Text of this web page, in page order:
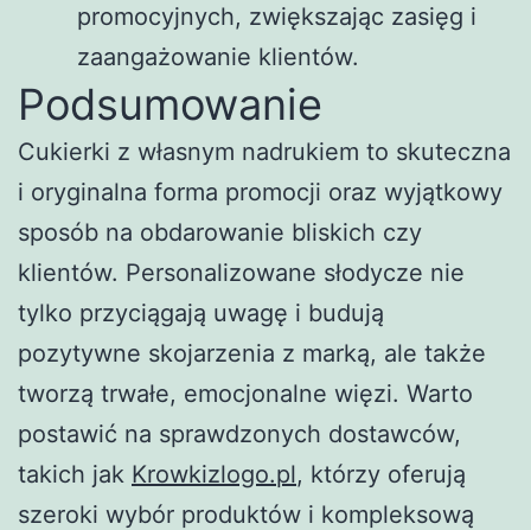
promocyjnych, zwiększając zasięg i
zaangażowanie klientów.
Podsumowanie
Cukierki z własnym nadrukiem to skuteczna
i oryginalna forma promocji oraz wyjątkowy
sposób na obdarowanie bliskich czy
klientów. Personalizowane słodycze nie
tylko przyciągają uwagę i budują
pozytywne skojarzenia z marką, ale także
tworzą trwałe, emocjonalne więzi. Warto
postawić na sprawdzonych dostawców,
takich jak Krowkizlogo.pl, którzy oferują
szeroki wybór produktów i kompleksową